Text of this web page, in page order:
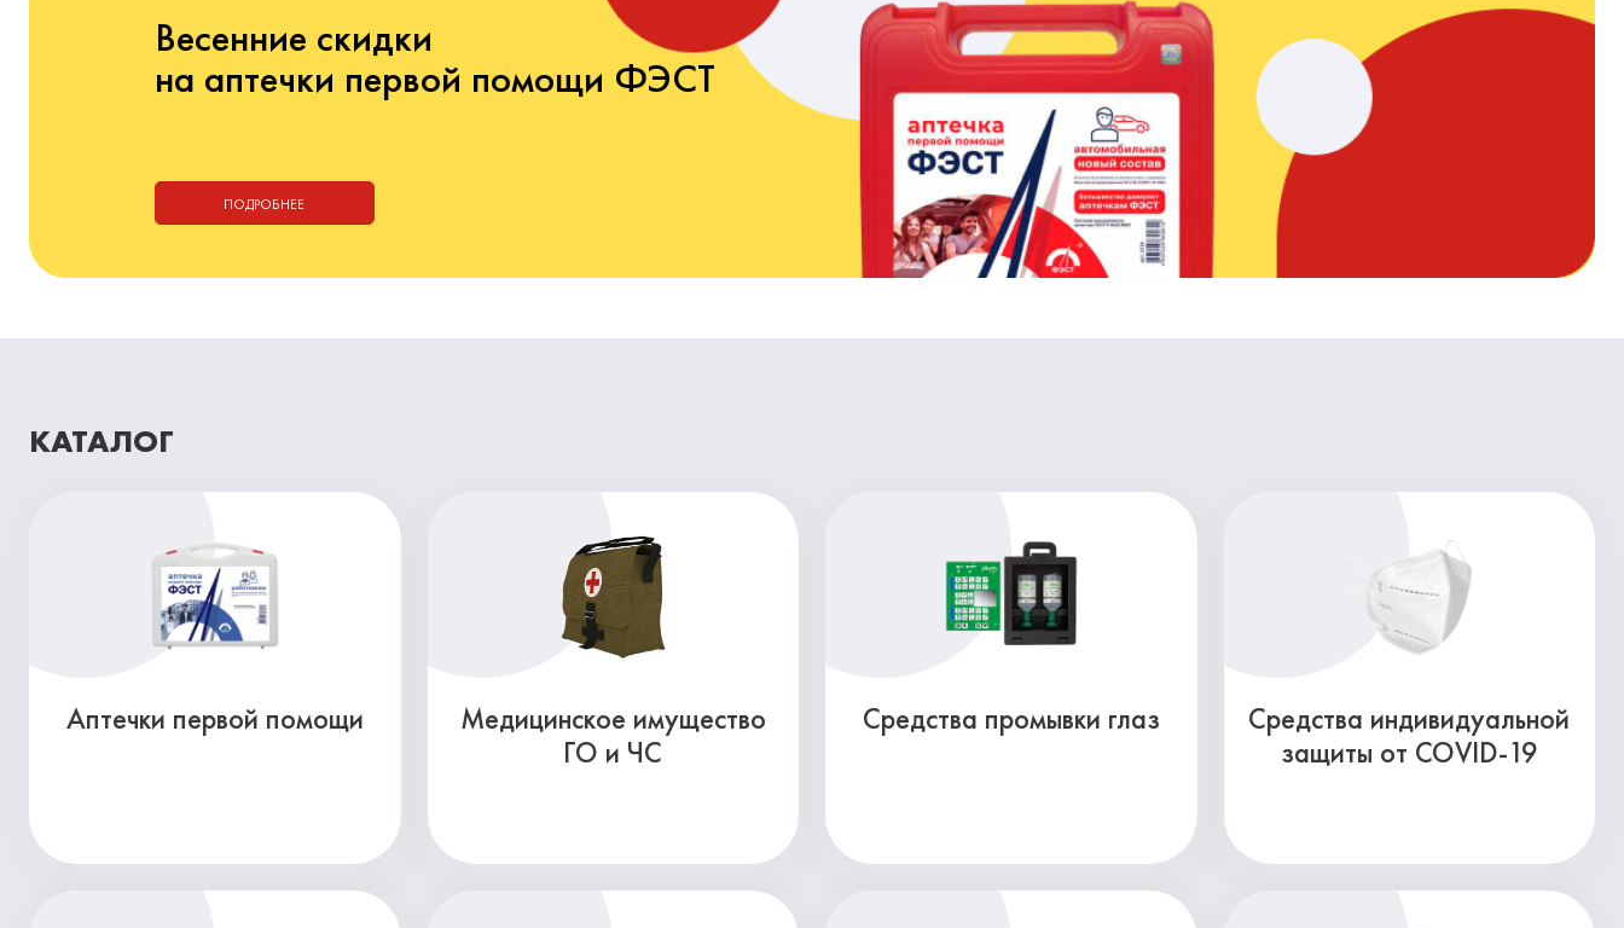
Весенние скидки
на аптечки первой помощи ФЭСТ
ПОДРОБНЕЕ
КАТАЛОГ
Аптечки первой помощи
Медицинское имущество
ГО и ЧС
Средства промывки глаз
Средства индивидуальной
защиты от COVID-19